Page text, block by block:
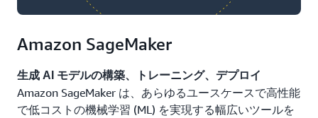
Amazon SageMaker
生成 AI モデルの構築、トレーニング、デプロイ
Amazon SageMaker は、あらゆるユースケースで高性能
で低コストの機械学習 (ML) を実現する幅広いツールを